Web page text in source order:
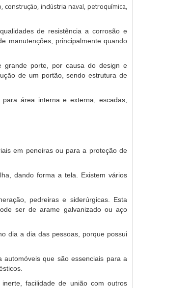
indústria naval, petroquímica,
de resistência a corrosão e
manutenções, principalmente quando
grande porte, por causa do design e
de um portão, sendo estrutura de
área interna e externa, escadas,
em peneiras ou para a proteção de
dando forma a tela. Existem vários
pedreiras e siderúrgicas. Esta
ser de arame galvanizado ou aço
dia a dia das pessoas, porque possui
que são essenciais para a
facilidade de união com outros